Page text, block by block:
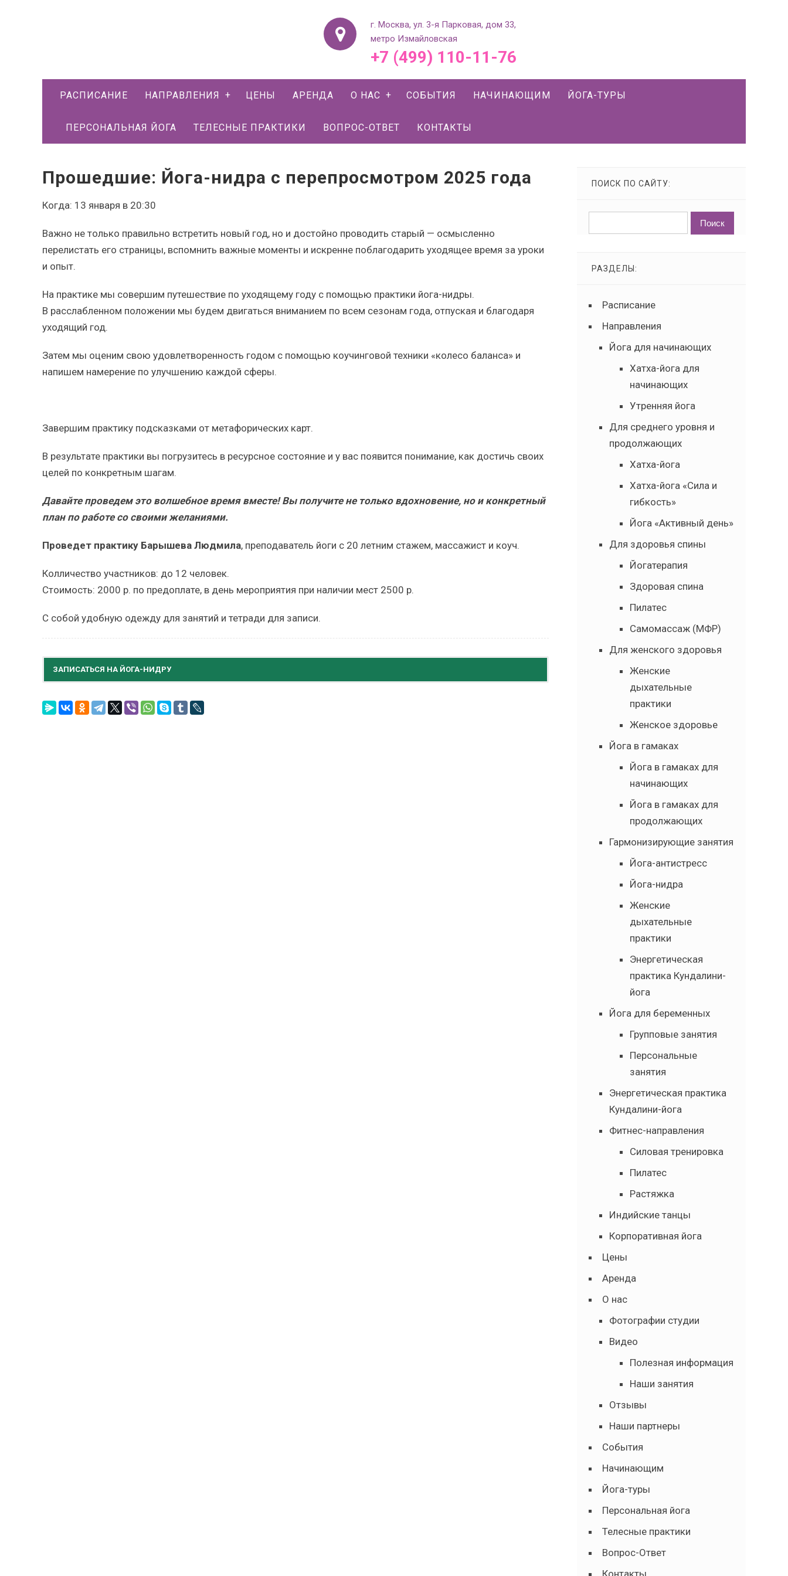
г. Москва, ул. 3-я Парковая, дом 33,
метро Измайловская
+7 (499) 110-11-76
РАСПИСАНИЕ НАПРАВЛЕНИЯ ЦЕНЫ АРЕНДА О НАС СОБЫТИЯ НАЧИНАЮЩИМ ЙОГА-ТУРЫ
ПЕРСОНАЛЬНАЯ ЙОГА ТЕЛЕСНЫЕ ПРАКТИКИ ВОПРОС-ОТВЕТ КОНТАКТЫ
Прошедшие: Йога-нидра с перепросмотром 2025 года
Когда: 13 января в 20:30
Важно не только правильно встретить новый год, но и достойно проводить старый — осмысленно
перелистать его страницы, вспомнить важные моменты и искренне поблагодарить уходящее время за уроки
и опыт.
На практике мы совершим путешествие по уходящему году с помощью практики йога-нидры.
В расслабленном положении мы будем двигаться вниманием по всем сезонам года, отпуская и благодаря
уходящий год.
Затем мы оценим свою удовлетворенность годом с помощью коучинговой техники «колесо баланса» и
напишем намерение по улучшению каждой сферы.
Завершим практику подсказками от метафорических карт.
В результате практики вы погрузитесь в ресурсное состояние и у вас появится понимание, как достичь своих
целей по конкретным шагам.
Давайте проведем это волшебное время вместе! Вы получите не только вдохновение, но и конкретный
план по работе со своими желаниями.
Проведет практику Барышева Людмила, преподаватель йоги с 20 летним стажем, массажист и коуч.
Колличество участников: до 12 человек.
Стоимость: 2000 р. по предоплате, в день мероприятия при наличии мест 2500 р.
С собой удобную одежду для занятий и тетради для записи.
ЗАПИСАТЬСЯ НА ЙОГА-НИДРУ
ПОИСК ПО САЙТУ:
РАЗДЕЛЫ:
Расписание
Направления
Йога для начинающих
Хатха-йога для
начинающих
Утренняя йога
Для среднего уровня и
продолжающих
Хатха-йога
Хатха-йога «Сила и
гибкость»
Йога «Активный день»
Для здоровья спины
Йогатерапия
Здоровая спина
Пилатес
Самомассаж (МФР)
Для женского здоровья
Женские
дыхательные
практики
Женское здоровье
Йога в гамаках
Йога в гамаках для
начинающих
Йога в гамаках для
продолжающих
Гармонизирующие занятия
Йога-антистресс
Йога-нидра
Женские
дыхательные
практики
Энергетическая
практика Кундалини-
йога
Йога для беременных
Групповые занятия
Персональные
занятия
Энергетическая практика
Кундалини-йога
Фитнес-направления
Силовая тренировка
Пилатес
Растяжка
Индийские танцы
Корпоративная йога
Цены
Аренда
О нас
Фотографии студии
Видео
Полезная информация
Наши занятия
Отзывы
Наши партнеры
События
Начинающим
Йога-туры
Персональная йога
Телесные практики
Вопрос-Ответ
Контакты